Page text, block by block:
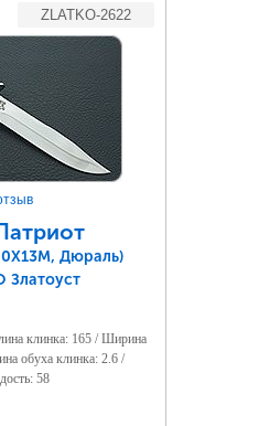
ZLATKO-2622
Дюраль)
Златоуст
клинка: 165 / Ширина
обуха клинка: 2.6 /
58